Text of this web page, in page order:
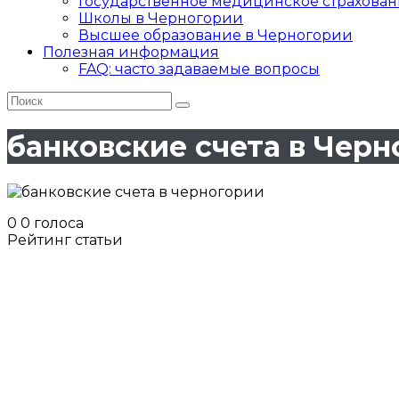
Школы в Черногории
Высшее образование в Черногории
Полезная информация
FAQ: часто задаваемые вопросы
банковские счета в
0 0 голоса
Рейтинг статьи